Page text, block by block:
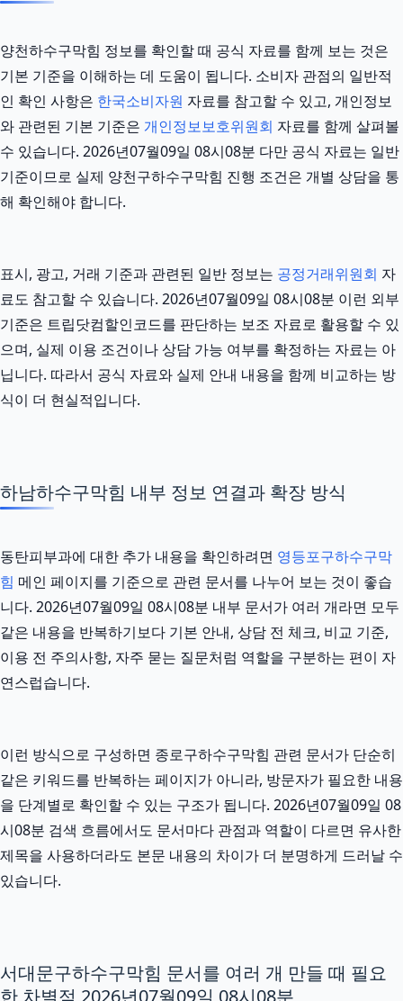
양천하수구막힘 정보를 확인할 때 공식 자료를 함께 보는 것은
기본 기준을 이해하는 데 도움이 됩니다. 소비자 관점의 일반적
인 확인 사항은 한국소비자원 자료를 참고할 수 있고, 개인정보
와 관련된 기본 기준은 개인정보보호위원회 자료를 함께 살펴볼
수 있습니다. 2026년07월09일 08시08분 다만 공식 자료는 일반
기준이므로 실제 양천구하수구막힘 진행 조건은 개별 상담을 통
해 확인해야 합니다.
표시, 광고, 거래 기준과 관련된 일반 정보는 공정거래위원회 자
료도 참고할 수 있습니다. 2026년07월09일 08시08분 이런 외부
기준은 트립닷컴할인코드를 판단하는 보조 자료로 활용할 수 있
으며, 실제 이용 조건이나 상담 가능 여부를 확정하는 자료는 아
닙니다. 따라서 공식 자료와 실제 안내 내용을 함께 비교하는 방
식이 더 현실적입니다.
하남하수구막힘 내부 정보 연결과 확장 방식
동탄피부과에 대한 추가 내용을 확인하려면 영등포구하수구막
힘 메인 페이지를 기준으로 관련 문서를 나누어 보는 것이 좋습
니다. 2026년07월09일 08시08분 내부 문서가 여러 개라면 모두
같은 내용을 반복하기보다 기본 안내, 상담 전 체크, 비교 기준,
이용 전 주의사항, 자주 묻는 질문처럼 역할을 구분하는 편이 자
연스럽습니다.
이런 방식으로 구성하면 종로구하수구막힘 관련 문서가 단순히
같은 키워드를 반복하는 페이지가 아니라, 방문자가 필요한 내용
을 단계별로 확인할 수 있는 구조가 됩니다. 2026년07월09일 08
시08분 검색 흐름에서도 문서마다 관점과 역할이 다르면 유사한
제목을 사용하더라도 본문 내용의 차이가 더 분명하게 드러날 수
있습니다.
서대문구하수구막힘 문서를 여러 개 만들 때 필요
한 차별점 2026년07월09일 08시08분